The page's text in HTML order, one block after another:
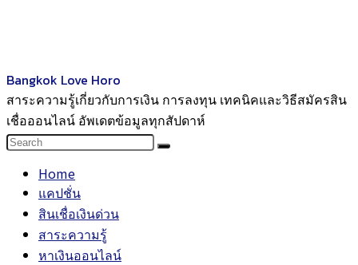
Bangkok Love Horo
สาระความรู้เกี่ยวกับการเงิน การลงทุน เทคนิคและวิธีสมัครสิน
เชื่อออนไลน์ อัพเดตข้อมูลทุกสัปดาห์
Home
แคปชั่น
สินเชื่อเงินด่วน
สาระความรู้
หาเงินออนไลน์